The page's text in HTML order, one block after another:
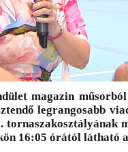
magazin
legrangosabb
tornaszakosztályának
16:05 órától látható